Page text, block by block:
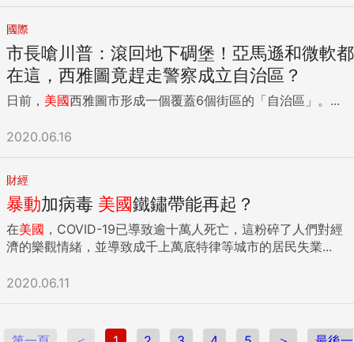
國際
市長嗆川普：滾回地下碉堡！亞馬遜和微軟都
在這，西雅圖竟趕走警察成立自治區？
日前， 美國西雅圖市形成一個覆蓋6個街區的「自治區」。...
2020.06.16
財經
暴動加病毒 美國鐵鏽帶能再起？
在美國 ，COVID-19已導致逾十萬人死亡，這粉碎了人們對經
濟的樂觀情緒，並導致成千上萬底特律等城市的居民失業...
2020.06.11